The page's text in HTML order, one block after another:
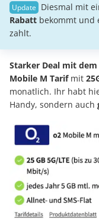
Diesmal mit
Rabatt bekommt und
zahlt.
Starker Deal mit dem
Mobile M Tarifmit
monatlich. Ihr habt
Handy, sondern auch